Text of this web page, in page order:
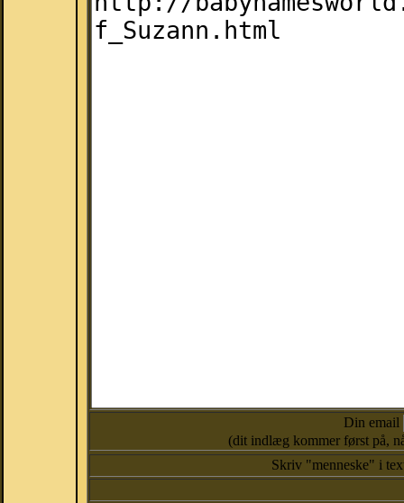
Din email
(dit indlæg kommer først på,
Skriv "menneske" i